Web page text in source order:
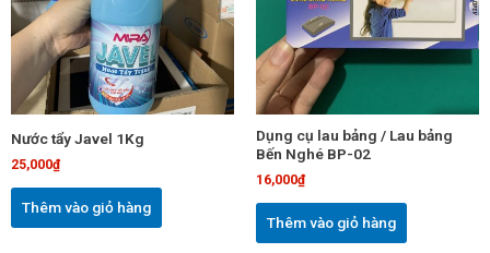
Nước tẩy Javel 1Kg
25,000₫
Thêm vào giỏ hàng
Dụng cụ lau bảng / Lau bảng
Bến Nghé BP-02
16,000₫
Thêm vào giỏ hàng